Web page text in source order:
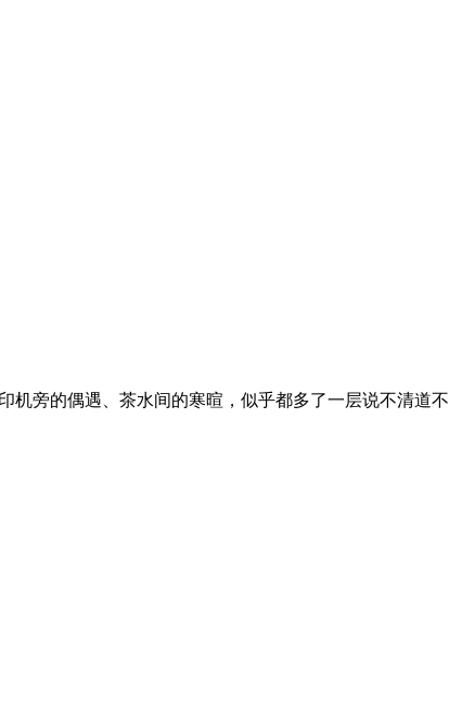
机旁的偶遇、茶水间的寒暄，似乎都多了一层说不清道